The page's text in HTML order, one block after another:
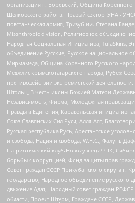
организация п. Боровский, Община Коренного
Щелковского района, Правый сектор, УНА -
повстанческая армия, Тризуб им. Степана
Misanthropic division, Религиозное объединение
Народная Социальная Инициатива, TulaSkins,
объединение Русские, Русское национальное
Мирмамеда, Община Коренного Русского
Меджлис крымскотатарского народа, Рубеж
противодействии экстремистской
Штольц, В честь иконы Божией Матери
Независимость, Фирма, Молодежная
Правды и Единения, Каракольская
Союз Славянских Сил Руси, Алля-Аят,
Русская республика Русь, Арестантское
и свобода, Нация и свобода, W.H.С., Фалунь
Патриотический клуб-Новокузнецк/РПК,
борьбы с коррупцией, Фонд защиты прав
Совет граждан СССР Прикубанского округа г.
государство, Народное объединение русского
движение Адат, Народный совет граждан
области, Проект Штурм, Граждане СССР,